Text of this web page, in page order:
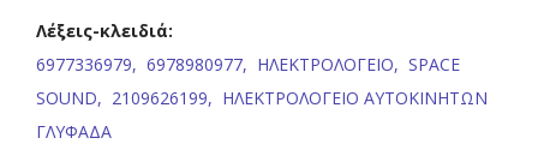
Λέξεις-κλειδιά:
6977336979, 6978980977, ΗΛΕΚΤΡΟΛΟΓΕΙΟ, SPACE
SOUND, 2109626199, ΗΛΕΚΤΡΟΛΟΓΕΙΟ ΑΥΤΟΚΙΝΗΤΩΝ
ΓΛΥΦΑΔΑ